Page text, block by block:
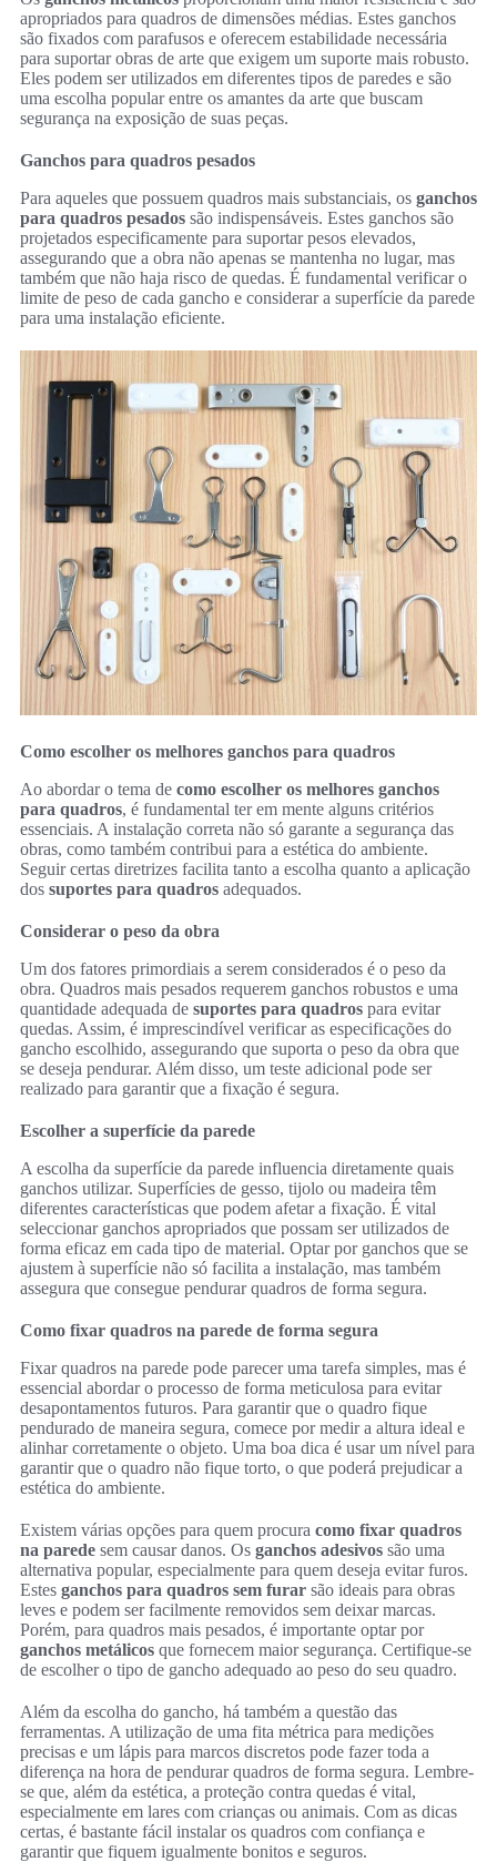
apropriados para quadros de dimensões médias. Estes ganchos
são fixados com parafusos e oferecem estabilidade necessária
para suportar obras de arte que exigem um suporte mais robusto.
Eles podem ser utilizados em diferentes tipos de paredes e são
uma escolha popular entre os amantes da arte que buscam
segurança na exposição de suas peças.
Ganchos para quadros pesados
Para aqueles que possuem quadros mais substanciais, os ganchos
para quadros pesados são indispensáveis. Estes ganchos são
projetados especificamente para suportar pesos elevados,
assegurando que a obra não apenas se mantenha no lugar, mas
também que não haja risco de quedas. É fundamental verificar o
limite de peso de cada gancho e considerar a superfície da parede
para uma instalação eficiente.
Como escolher os melhores ganchos para quadros
Ao abordar o tema de como escolher os melhores ganchos
para quadros, é fundamental ter em mente alguns critérios
essenciais. A instalação correta não só garante a segurança das
obras, como também contribui para a estética do ambiente.
Seguir certas diretrizes facilita tanto a escolha quanto a aplicação
dos suportes para quadros adequados.
Considerar o peso da obra
Um dos fatores primordiais a serem considerados é o peso da
obra. Quadros mais pesados requerem ganchos robustos e uma
quantidade adequada de suportes para quadros para evitar
quedas. Assim, é imprescindível verificar as especificações do
gancho escolhido, assegurando que suporta o peso da obra que
se deseja pendurar. Além disso, um teste adicional pode ser
realizado para garantir que a fixação é segura.
Escolher a superfície da parede
A escolha da superfície da parede influencia diretamente quais
ganchos utilizar. Superfícies de gesso, tijolo ou madeira têm
diferentes características que podem afetar a fixação. É vital
seleccionar ganchos apropriados que possam ser utilizados de
forma eficaz em cada tipo de material. Optar por ganchos que se
ajustem à superfície não só facilita a instalação, mas também
assegura que consegue pendurar quadros de forma segura.
Como fixar quadros na parede de forma segura
Fixar quadros na parede pode parecer uma tarefa simples, mas é
essencial abordar o processo de forma meticulosa para evitar
desapontamentos futuros. Para garantir que o quadro fique
pendurado de maneira segura, comece por medir a altura ideal e
alinhar corretamente o objeto. Uma boa dica é usar um nível para
garantir que o quadro não fique torto, o que poderá prejudicar a
estética do ambiente.
Existem várias opções para quem procura como fixar quadros
na parede sem causar danos. Os ganchos adesivos são uma
alternativa popular, especialmente para quem deseja evitar furos.
Estes ganchos para quadros sem furar são ideais para obras
leves e podem ser facilmente removidos sem deixar marcas.
Porém, para quadros mais pesados, é importante optar por
ganchos metálicos que fornecem maior segurança. Certifique-se
de escolher o tipo de gancho adequado ao peso do seu quadro.
Além da escolha do gancho, há também a questão das
ferramentas. A utilização de uma fita métrica para medições
precisas e um lápis para marcos discretos pode fazer toda a
diferença na hora de pendurar quadros de forma segura. Lembre-
se que, além da estética, a proteção contra quedas é vital,
especialmente em lares com crianças ou animais. Com as dicas
certas, é bastante fácil instalar os quadros com confiança e
garantir que fiquem igualmente bonitos e seguros.